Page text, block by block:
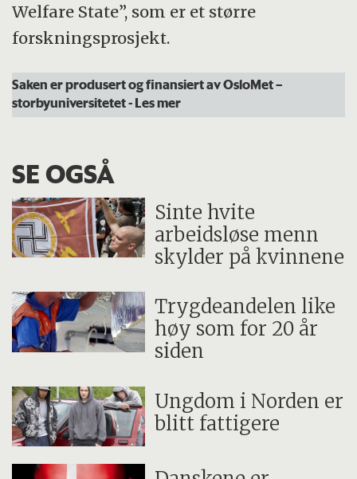
Welfare State”, som er et større
forskningsprosjekt.
Saken er produsert og finansiert av OsloMet –
storbyuniversitetet- Les mer
SE OGSÅ
Sinte hvite
arbeidsløse menn
skylder på kvinnene
Trygdeandelen like
høy som for 20 år
siden
Ungdom i Norden er
blitt fattigere